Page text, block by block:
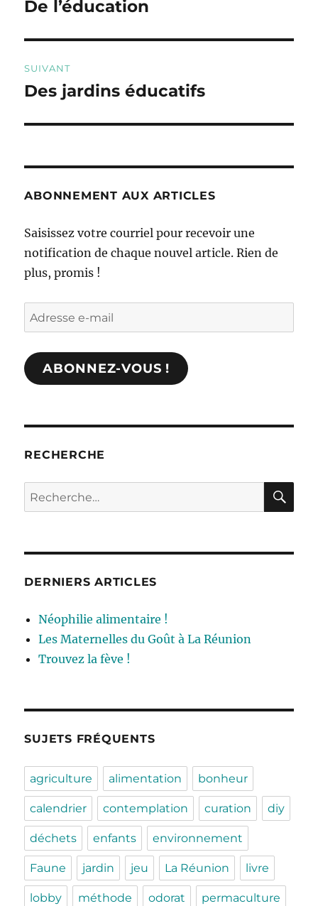
Publication
De l’éducation
SUIVANT
Publication
Des jardins éducatifs
ABONNEMENT AUX ARTICLES
Saisissez votre courriel pour recevoir une
notification de chaque nouvel article. Rien de
plus, promis !
Adresse
e-
mail
ABONNEZ-VOUS !
RECHERCHE
Recherche
pour :
DERNIERS ARTICLES
Néophilie alimentaire !
Les Maternelles du Goût à La Réunion
Trouvez la fève !
SUJETS FRÉQUENTS
agriculture alimentation bonheur
calendrier contemplation curation diy
déchets enfants environnement
Faune jardin jeu La Réunion livre
lobby méthode odorat permaculture